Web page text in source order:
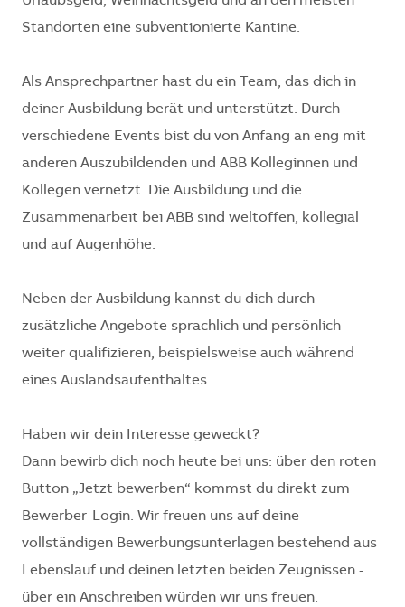
Standorten eine subventionierte Kantine.
Als Ansprechpartner hast du ein Team, das dich in
deiner Ausbildung berät und unterstützt. Durch
verschiedene Events bist du von Anfang an eng mit
anderen Auszubildenden und ABB Kolleginnen und
Kollegen vernetzt. Die Ausbildung und die
Zusammenarbeit bei ABB sind weltoffen, kollegial
und auf Augenhöhe.
Neben der Ausbildung kannst du dich durch
zusätzliche Angebote sprachlich und persönlich
weiter qualifizieren, beispielsweise auch während
eines Auslandsaufenthaltes.
Haben wir dein Interesse geweckt?
Dann bewirb dich noch heute bei uns: über den roten
Button „Jetzt bewerben“ kommst du direkt zum
Bewerber-Login. Wir freuen uns auf deine
vollständigen Bewerbungsunterlagen bestehend aus
Lebenslauf und deinen letzten beiden Zeugnissen -
über ein Anschreiben würden wir uns freuen.